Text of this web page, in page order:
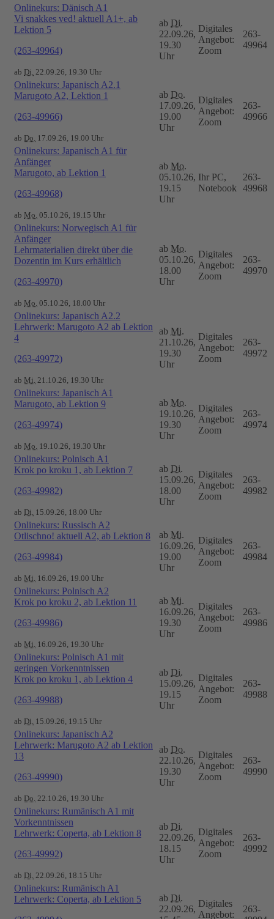
Onlinekurs: Dänisch A1
Vi snakkes ved! aktuell A1+, ab
Lektion 5
(263-49964)
ab Di. 22.09.26, 19.30 Uhr
ab Di.
22.09.26,
19.30
Uhr
Digitales
Angebot:
Zoom
263-
49964
Onlinekurs: Japanisch A2.1
Marugoto A2, Lektion 1
(263-49966)
ab Do. 17.09.26, 19.00 Uhr
ab Do.
17.09.26,
19.00
Uhr
Digitales
Angebot:
Zoom
263-
49966
Onlinekurs: Japanisch A1 für
Anfänger
Marugoto, ab Lektion 1
(263-49968)
ab Mo. 05.10.26, 19.15 Uhr
ab Mo.
05.10.26,
19.15
Uhr
Ihr PC,
Notebook
263-
49968
Onlinekurs: Norwegisch A1 für
Anfänger
Lehrmaterialien direkt über die
Dozentin im Kurs erhältlich
(263-49970)
ab Mo. 05.10.26, 18.00 Uhr
ab Mo.
05.10.26,
18.00
Uhr
Digitales
Angebot:
Zoom
263-
49970
Onlinekurs: Japanisch A2.2
Lehrwerk: Marugoto A2 ab Lektion
4
(263-49972)
ab Mi. 21.10.26, 19.30 Uhr
ab Mi.
21.10.26,
19.30
Uhr
Digitales
Angebot:
Zoom
263-
49972
Onlinekurs: Japanisch A1
Marugoto, ab Lektion 9
(263-49974)
ab Mo. 19.10.26, 19.30 Uhr
ab Mo.
19.10.26,
19.30
Uhr
Digitales
Angebot:
Zoom
263-
49974
Onlinekurs: Polnisch A1
Krok po kroku 1, ab Lektion 7
(263-49982)
ab Di. 15.09.26, 18.00 Uhr
ab Di.
15.09.26,
18.00
Uhr
Digitales
Angebot:
Zoom
263-
49982
Onlinekurs: Russisch A2
Otlischno! aktuell A2, ab Lektion 8
(263-49984)
ab Mi. 16.09.26, 19.00 Uhr
ab Mi.
16.09.26,
19.00
Uhr
Digitales
Angebot:
Zoom
263-
49984
Onlinekurs: Polnisch A2
Krok po kroku 2, ab Lektion 11
(263-49986)
ab Mi. 16.09.26, 19.30 Uhr
ab Mi.
16.09.26,
19.30
Uhr
Digitales
Angebot:
Zoom
263-
49986
Onlinekurs: Polnisch A1 mit
geringen Vorkenntnissen
Krok po kroku 1, ab Lektion 4
(263-49988)
ab Di. 15.09.26, 19.15 Uhr
ab Di.
15.09.26,
19.15
Uhr
Digitales
Angebot:
Zoom
263-
49988
Onlinekurs: Japanisch A2
Lehrwerk: Marugoto A2 ab Lektion
13
(263-49990)
ab Do. 22.10.26, 19.30 Uhr
ab Do.
22.10.26,
19.30
Uhr
Digitales
Angebot:
Zoom
263-
49990
Onlinekurs: Rumänisch A1 mit
Vorkenntnissen
Lehrwerk: Coperta, ab Lektion 8
(263-49992)
ab Di. 22.09.26, 18.15 Uhr
ab Di.
22.09.26,
18.15
Uhr
Digitales
Angebot:
Zoom
263-
49992
Onlinekurs: Rumänisch A1
Lehrwerk: Coperta, ab Lektion 5
ab Di.
22.09.26,
Digitales
Angebot:
263-